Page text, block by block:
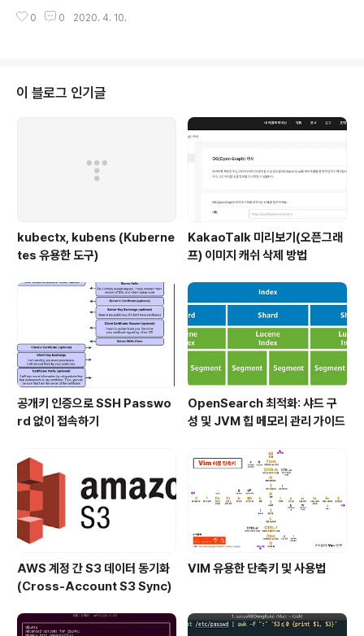
삭제하는 방법을 찾다가 확인하게 되었다. Kaka..
를 듣긴 했는데 이제 입사한지도 벌써 3개월이 훌쩍 지나
치(필통 형태 및 간단한 물건 담을수 있는..) 2종류 / 볼펜 /
상태메시지 카드 / 노트3종 으로 구성이 되어 있다. 받고 나
니 기분이 좋아 진다. 이런거 받고 막 사진을 찍는 스타일이
아니다 보니 처음에 막 뜯었다가 보내준 정성을 생각해서
0 0 2020. 4. 10.
이 블로그 인기글
kubectx, kubens (Kuberne
tes 유용한 도구)
KakaoTalk 미리보기(오픈그래
프) 이미지 캐쉬 삭제 방법
공개키 인증으로 SSH Passwo
rd 없이 접속하기
OpenSearch 최적화: 샤드 구
성 및 JVM 힙 메모리 관리 가이드
AWS 계정 간 S3 데이터 동기화
(Cross-Account S3 Sync)
VIM 유용한 단축키 및 사용법